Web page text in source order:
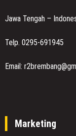
Jawa Tengah –
Telp. 0295-691945
Email:
Marketing